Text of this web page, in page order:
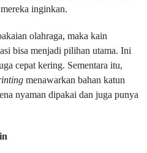
inginkan.
olahraga, maka kain
bisa menjadi pilihan utama. Ini
cepat kering. Sementara itu,
menawarkan bahan katun
nyaman dipakai dan juga punya